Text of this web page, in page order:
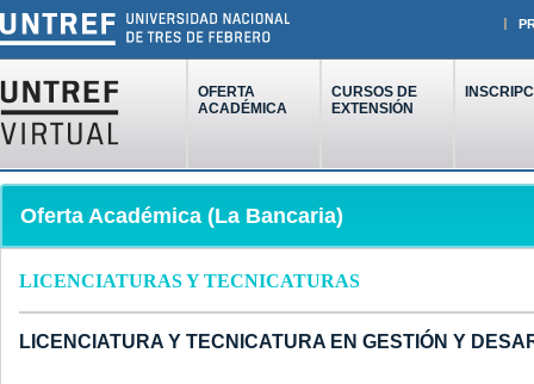
OFERTA
ACADÉMICA
CURSOS DE
EXTENSIÓN
Oferta Académica (La Bancaria)
LICENCIATURAS Y TECNICATURAS
LICENCIATURA Y TECNICATURA EN GESTIÓN Y